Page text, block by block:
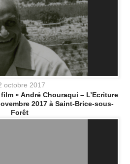
octobre 2017
« André Chouraqui – L’Ecriture
2017 à Saint-Brice-sous-
Forêt